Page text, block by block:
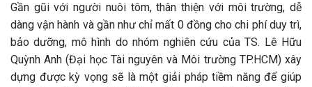
Gần gũi với người nuôi tôm, thân thiện với môi trường, dễ
dàng vận hành và gần như chỉ mất 0 đồng cho chi phí duy trì,
bảo dưỡng, mô hình do nhóm nghiên cứu của TS. Lê Hữu
Quỳnh Anh (Đại học Tài nguyên và Môi trường TP.HCM) xây
dựng được kỳ vọng sẽ là một giải pháp tiềm năng để giúp